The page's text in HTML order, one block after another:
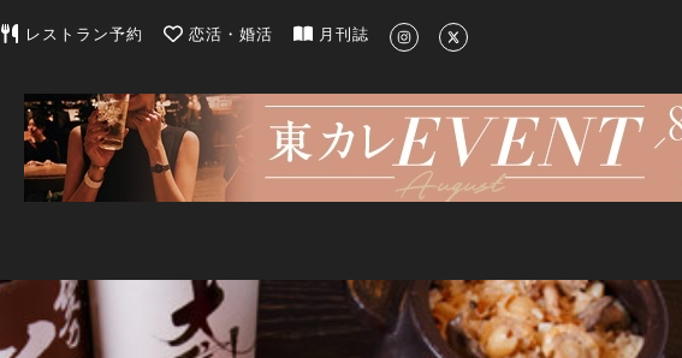
東京カレンダー | 最新のグルメ、洗練されたライフスタイル情報
レストラン予約 恋活・婚活 月刊誌